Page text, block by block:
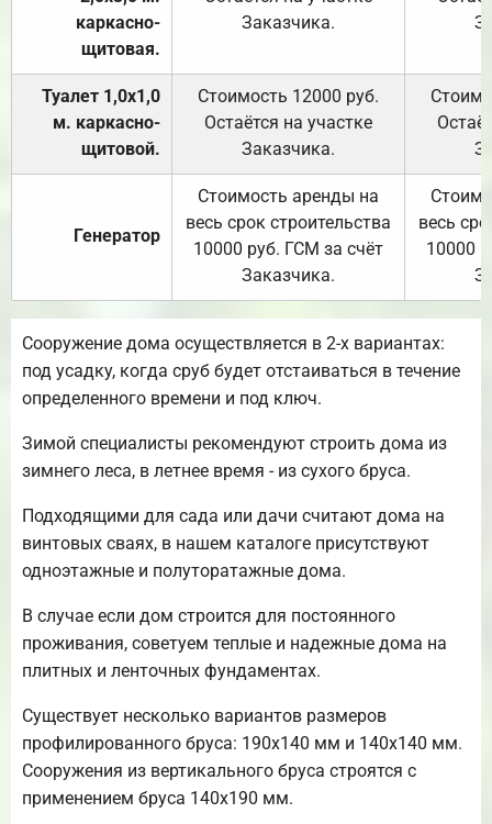
каркасно-
щитовая.
Заказчика.
Туалет 1,0х1,0
м. каркасно-
щитовой.
Стоимость 12000 руб.
Остаётся на участке
Заказчика.
Генератор
Стоимость аренды на
весь срок строительства
10000 руб. ГСМ за счёт
Заказчика.
весь
10000
Сооружение дома осуществляется в 2-х вариантах:
под усадку, когда сруб будет отстаиваться в течение
определенного времени и под ключ.
Зимой специалисты рекомендуют строить дома из
зимнего леса, в летнее время - из сухого бруса.
Подходящими для сада или дачи считают дома на
винтовых сваях, в нашем каталоге присутствуют
одноэтажные и полуторатажные дома.
В случае если дом строится для постоянного
проживания, советуем теплые и надежные дома на
плитных и ленточных фундаментах.
Существует несколько вариантов размеров
профилированного бруса: 190х140 мм и 140х140 мм.
Сооружения из вертикального бруса строятся с
применением бруса 140х190 мм.